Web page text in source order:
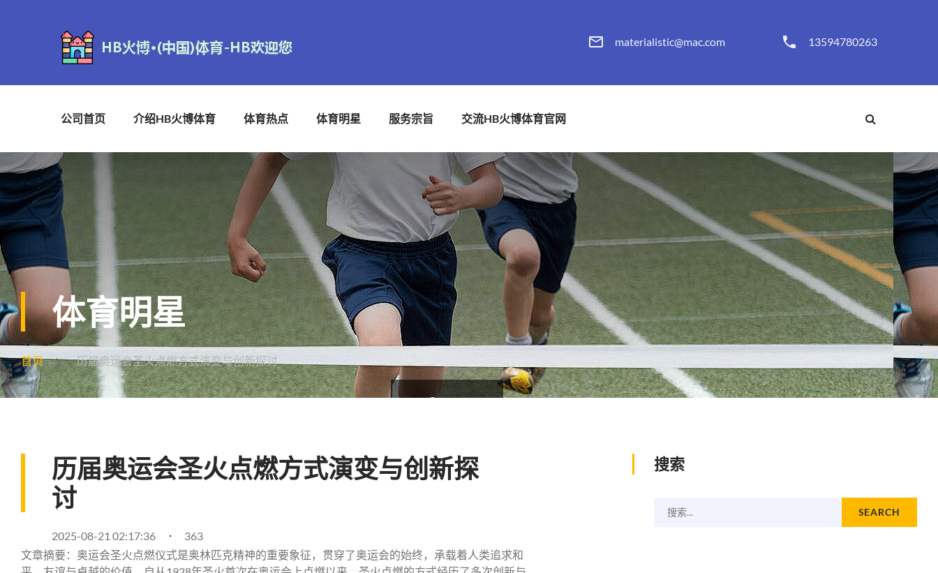
materialistic@mac.com 13594780263
公司首页 介绍HB火博体育 体育热点 体育明星 服务宗旨 交流HB火博体育官网
体育明星
首页 历届奥运会圣火点燃方式演变与创新探讨
历届奥运会圣火点燃方式演变与创新探
讨
2025-08-21 02:17:36
363
文章摘要：奥运会圣火点燃仪式是奥林匹克精神的重要象征，贯穿了奥运会的始终，承载着人类追求和
搜索
搜索... SEARCH